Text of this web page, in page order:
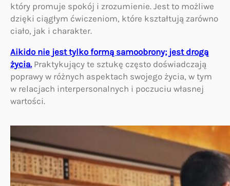
który promuje spokój i zrozumienie. Jest to możliwe
dzięki ciągłym ćwiczeniom, które kształtują zarówno
ciało, jak i charakter.
Aikido nie jest tylko formą samoobrony; jest drogą
życia. Praktykujący te sztukę często doświadczają
poprawy w różnych aspektach swojego życia, w tym
w relacjach interpersonalnych i poczuciu własnej
wartości.